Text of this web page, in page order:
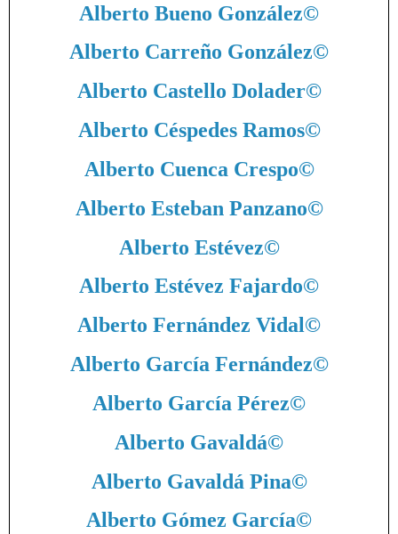
Alberto Bueno González©
Alberto Carreño González©
Alberto Castello Dolader©
Alberto Céspedes Ramos©
Alberto Cuenca Crespo©
Alberto Esteban Panzano©
Alberto Estévez©
Alberto Estévez Fajardo©
Alberto Fernández Vidal©
Alberto García Fernández©
Alberto García Pérez©
Alberto Gavaldá©
Alberto Gavaldá Pina©
Alberto Gómez García©